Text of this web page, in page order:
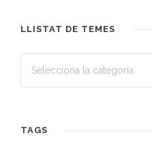
LLISTAT DE TEMES
TAGS